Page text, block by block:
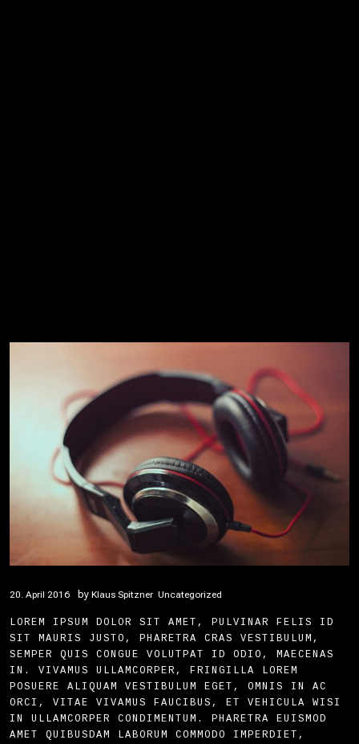
20. April 2016 by Klaus Spitzner Uncategorized
LOREM IPSUM DOLOR SIT AMET, PULVINAR FELIS ID
SIT MAURIS JUSTO, PHARETRA CRAS VESTIBULUM,
SEMPER QUIS CONGUE VOLUTPAT ID ODIO, MAECENAS
IN. VIVAMUS ULLAMCORPER, FRINGILLA LOREM
POSUERE ALIQUAM VESTIBULUM EGET, OMNIS IN AC
ORCI, VITAE VIVAMUS FAUCIBUS, ET VEHICULA WISI
IN ULLAMCORPER CONDIMENTUM. PHARETRA EUISMOD
AMET QUIBUSDAM LABORUM COMMODO IMPERDIET,